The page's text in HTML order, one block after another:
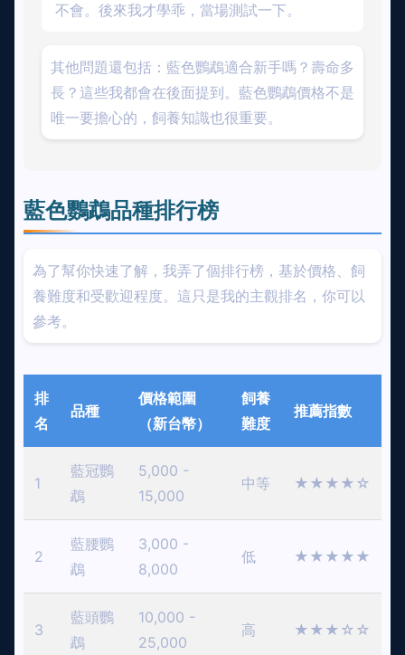
不會。後來我才學乖，當場測試一下。
其他問題還包括：藍色鸚鵡適合新手嗎？壽命多
長？這些我都會在後面提到。藍色鸚鵡價格不是
唯一要擔心的，飼養知識也很重要。
藍色鸚鵡品種排行榜
為了幫你快速了解，我弄了個排行榜，基於價格、飼
養難度和受歡迎程度。這只是我的主觀排名，你可以
參考。
排
名
品種
價格範圍
（新台幣）
飼養
難度
推薦指數
1
藍冠鸚
鵡
5,000 -
15,000
中等 ★★★★☆
2
藍腰鸚
鵡
3,000 -
8,000
低 ★★★★★
3
藍頭鸚
鵡
10,000 -
25,000
高 ★★★☆☆